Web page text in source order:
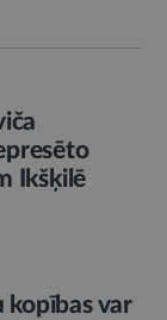
Ikšķilē
kopības var